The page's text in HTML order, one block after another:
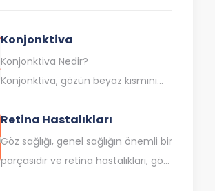
Konjonktiva
Konjonktiva Nedir?
Konjonktiva, gözün beyaz kısmını
kısmını kaplayan ince, şeffaf bir
zardır. Gözün nemlenmesine,
enfeksiyonlardan korunmasına…
Retina Hastalıkları
Göz sağlığı, genel sağlığın önemli bir
parçasıdır ve retina hastalıkları, göz